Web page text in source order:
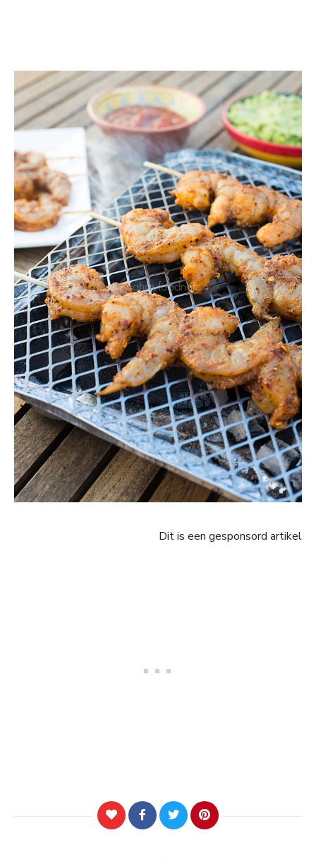
Dit is een gesponsord artikel